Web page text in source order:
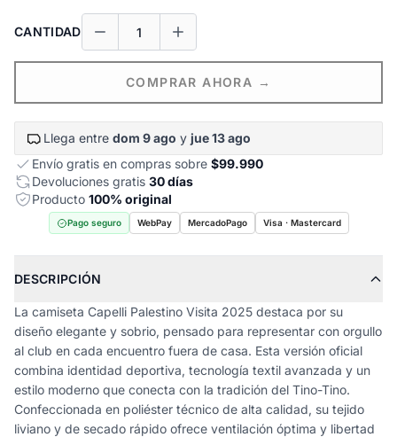
CANTIDAD
COMPRAR AHORA →
Llega entre dom 9 ago y jue 13 ago
Envío gratis en compras sobre $99.990
Devoluciones gratis 30 días
Producto 100% original
Pago seguro WebPay MercadoPago Visa · Mastercard
DESCRIPCIÓN
La camiseta Capelli Palestino Visita 2025 destaca por su
diseño elegante y sobrio, pensado para representar con orgullo
al club en cada encuentro fuera de casa. Esta versión oficial
combina identidad deportiva, tecnología textil avanzada y un
estilo moderno que conecta con la tradición del Tino-Tino.
Confeccionada en poliéster técnico de alta calidad, su tejido
liviano y de secado rápido ofrece ventilación óptima y libertad